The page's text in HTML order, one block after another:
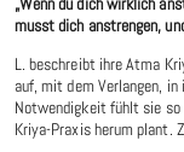
musst dich anstrengen,
L. beschreibt ihre Atma
auf, mit dem Verlangen,
Notwendigkeit fühlt sie so
Kriya-Praxis herum plant.